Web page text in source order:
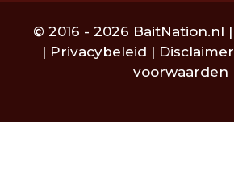
© 2016 - 2026 BaitNation.nl |
| Privacybeleid | Disclaimer
voorwaarden